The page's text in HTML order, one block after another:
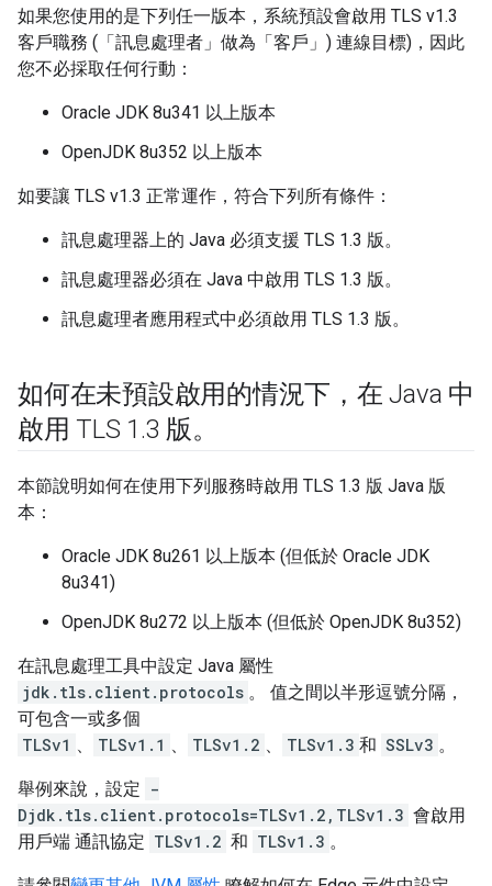
如果您使用的是下列任一版本，系統預設會啟用 TLS v1.3
客戶職務 (「訊息處理者」做為「客戶」) 連線目標)，因此
您不必採取任何行動：
Oracle JDK 8u341 以上版本
OpenJDK 8u352 以上版本
如要讓 TLS v1.3 正常運作，符合下列所有條件：
訊息處理器上的 Java 必須支援 TLS 1.3 版。
訊息處理器必須在 Java 中啟用 TLS 1.3 版。
訊息處理者應用程式中必須啟用 TLS 1.3 版。
如何在未預設啟用的情況下，在 Java 中
啟用 TLS 1.3 版。
本節說明如何在使用下列服務時啟用 TLS 1.3 版 Java 版
本：
Oracle JDK 8u261 以上版本 (但低於 Oracle JDK
8u341)
OpenJDK 8u272 以上版本 (但低於 OpenJDK 8u352)
在訊息處理工具中設定 Java 屬性
jdk.tls.client.protocols 。 值之間以半形逗號分隔，
可包含一或多個
TLSv1 、 TLSv1.1 、 TLSv1.2 、 TLSv1.3 和 SSLv3 。
舉例來說，設定 -
Djdk.tls.client.protocols=TLSv1.2,TLSv1.3 會啟用
用戶端 通訊協定 TLSv1.2 和 TLSv1.3 。